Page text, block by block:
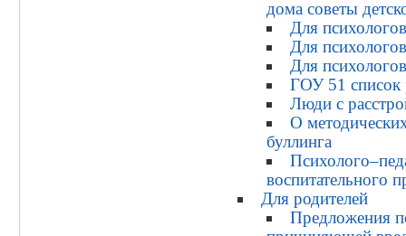
дома советы
Для
Для
Для
ГОУ 51 список
Люди с
О
буллинга
воспитательного
Для родителей
Предложения